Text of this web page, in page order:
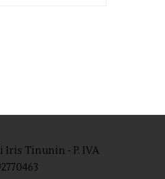
Tinunin - P. IVA